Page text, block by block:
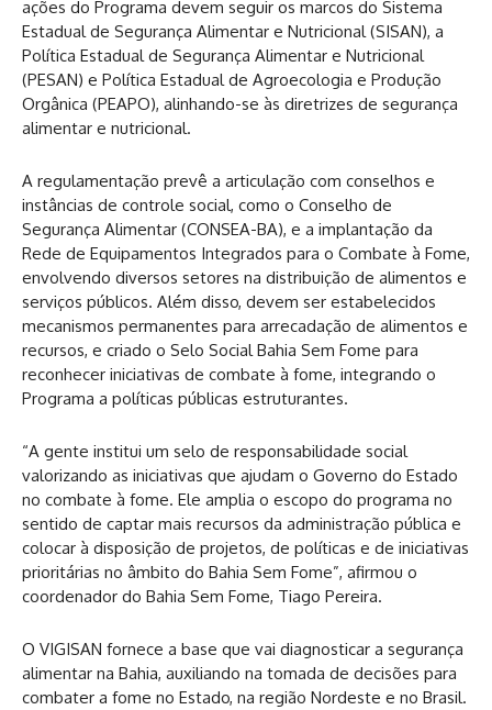
ações do Programa devem seguir os marcos do Sistema
Estadual de Segurança Alimentar e Nutricional (SISAN), a
Política Estadual de Segurança Alimentar e Nutricional
(PESAN) e Política Estadual de Agroecologia e Produção
Orgânica (PEAPO), alinhando-se às diretrizes de segurança
alimentar e nutricional.
A regulamentação prevê a articulação com conselhos e
instâncias de controle social, como o Conselho de
Segurança Alimentar (CONSEA-BA), e a implantação da
Rede de Equipamentos Integrados para o Combate à Fome,
envolvendo diversos setores na distribuição de alimentos e
serviços públicos. Além disso, devem ser estabelecidos
mecanismos permanentes para arrecadação de alimentos e
recursos, e criado o Selo Social Bahia Sem Fome para
reconhecer iniciativas de combate à fome, integrando o
Programa a políticas públicas estruturantes.
“A gente institui um selo de responsabilidade social
valorizando as iniciativas que ajudam o Governo do Estado
no combate à fome. Ele amplia o escopo do programa no
sentido de captar mais recursos da administração pública e
colocar à disposição de projetos, de políticas e de iniciativas
prioritárias no âmbito do Bahia Sem Fome”, afirmou o
coordenador do Bahia Sem Fome, Tiago Pereira.
O VIGISAN fornece a base que vai diagnosticar a segurança
alimentar na Bahia, auxiliando na tomada de decisões para
combater a fome no Estado, na região Nordeste e no Brasil.